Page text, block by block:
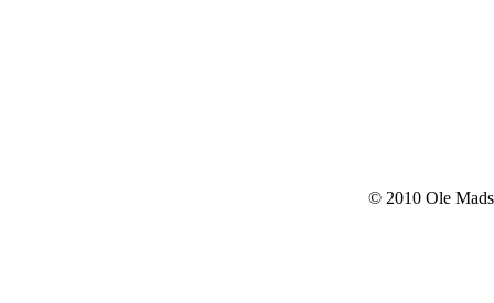
© 2010 Ole